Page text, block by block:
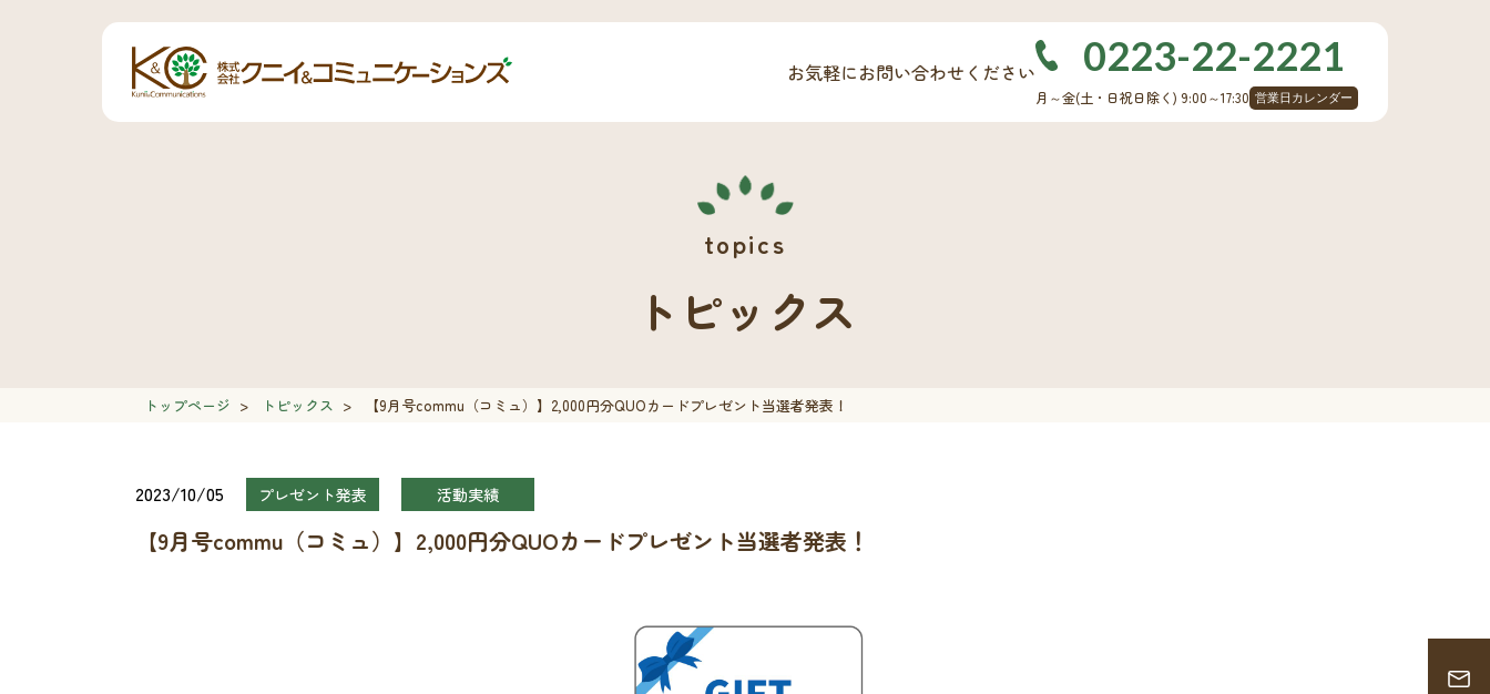
お気軽にお問い合わせください 0223-22-2221
月～金(土・日祝日除く) 9:00～17:30 営業日カレンダー
トピックス
トップページ > トピックス > 【9月号commu（コミュ）】2,000円分QUOカードプレゼント当選者発表！
2023/10/05 プレゼント発表 活動実績
【9月号commu（コミュ）】2,000円分QUOカードプレゼント当選者発表！